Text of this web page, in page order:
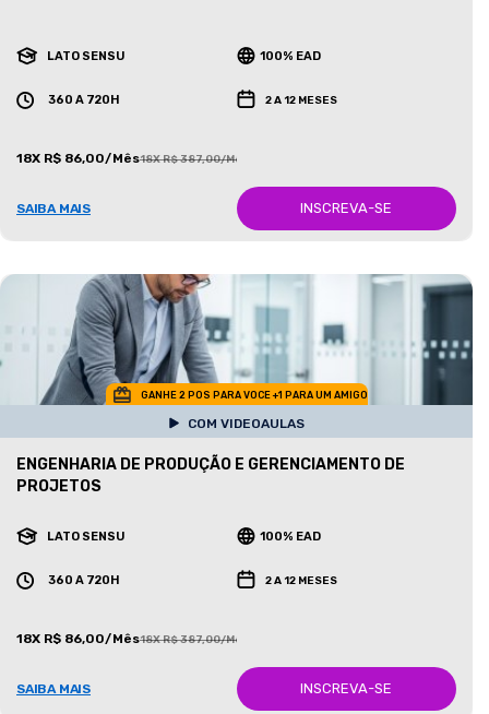
LATO SENSU 100% EAD
360 A 720H 2 A 12 MESES
18X R$ 86,00/Mês18X R$ 387,00/Mês
SAIBA MAIS INSCREVA-SE
GANHE 2 POS PARA VOCE +1 PARA UM AMIGO
COM VIDEOAULAS
ENGENHARIA DE PRODUÇÃO E GERENCIAMENTO DE
PROJETOS
LATO SENSU 100% EAD
360 A 720H 2 A 12 MESES
18X R$ 86,00/Mês18X R$ 387,00/Mês
SAIBA MAIS INSCREVA-SE